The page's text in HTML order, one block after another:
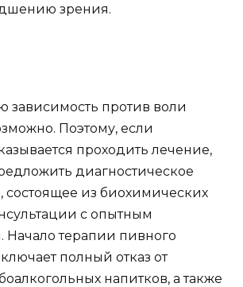
зрения.
зависимость против воли
Поэтому, если
проходить лечение,
диагностическое
состоящее из биохимических
с опытным
Начало терапии пивного
полный отказ от
напитков, а также